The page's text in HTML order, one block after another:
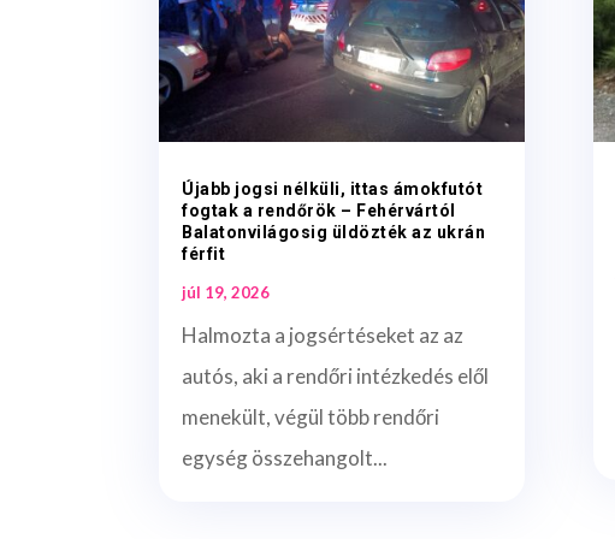
Újabb jogsi nélküli, ittas ámokfutót
fogtak a rendőrök – Fehérvártól
Balatonvilágosig üldözték az ukrán
férfit
júl 19, 2026
Halmozta a jogsértéseket az az
autós, aki a rendőri intézkedés elől
menekült, végül több rendőri
egység összehangolt...